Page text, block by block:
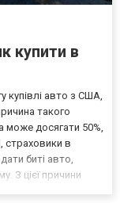
купити в
купівлі авто з США,
такого
може досягати 50%,
страховики в
биті авто,
З цієї причини